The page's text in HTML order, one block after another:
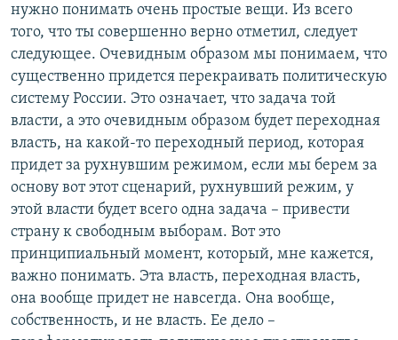
нужно понимать очень простые вещи. Из всего
того, что ты совершенно верно отметил, следует
следующее. Очевидным образом мы понимаем, что
существенно придется перекраивать политическую
систему России. Это означает, что задача той
власти, а это очевидным образом будет переходная
власть, на какой-то переходный период, которая
придет за рухнувшим режимом, если мы берем за
основу вот этот сценарий, рухнувший режим, у
этой власти будет всего одна задача – привести
страну к свободным выборам. Вот это
принципиальный момент, который, мне кажется,
важно понимать. Эта власть, переходная власть,
она вообще придет не навсегда. Она вообще,
собственность, и не власть. Ее дело –